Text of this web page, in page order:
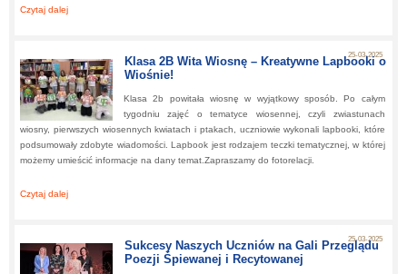
Czytaj dalej
25-03-2025
Klasa 2B Wita Wiosnę – Kreatywne Lapbooki o
Wiośnie!
Klasa 2b powitała wiosnę w wyjątkowy sposób. Po całym
tygodniu zajęć o tematyce wiosennej, czyli zwiastunach
wiosny, pierwszych wiosennych kwiatach i ptakach, uczniowie wykonali lapbooki, które
podsumowały zdobyte wiadomości. Lapbook jest rodzajem teczki tematycznej, w której
możemy umieścić informacje na dany temat.Zapraszamy do fotorelacji.
Czytaj dalej
25-03-2025
Sukcesy Naszych Uczniów na Gali Przeglądu
Poezji Śpiewanej i Recytowanej